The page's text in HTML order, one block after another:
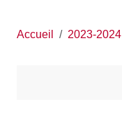
Accueil 2023-2024